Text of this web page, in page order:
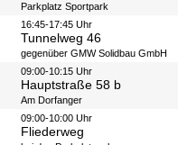
Parkplatz Sportpark
16:45-17:45 Uhr
Tunnelweg 46
gegenüber GMW Solidbau GmbH
09:00-10:15 Uhr
Hauptstraße 58 b
Am Dorfanger
09:00-10:00 Uhr
Fliederweg